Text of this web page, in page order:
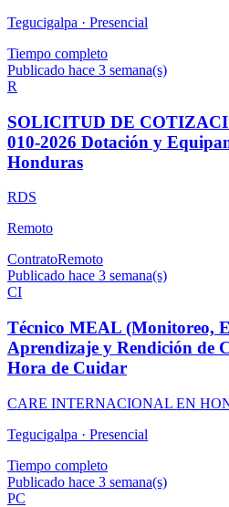
Tegucigalpa · Presencial
Tiempo completo
Publicado hace 3 semana(s)
R
SOLICITUD DE
010-2026 Dotación y
Honduras
RDS
Remoto
ContratoRemoto
Publicado hace 3 semana(s)
CI
Técnico MEAL (Monitoreo,
Aprendizaje y Rendición de
Hora de Cuidar
CARE INTERNACIONAL EN
Tegucigalpa · Presencial
Tiempo completo
Publicado hace 3 semana(s)
PC